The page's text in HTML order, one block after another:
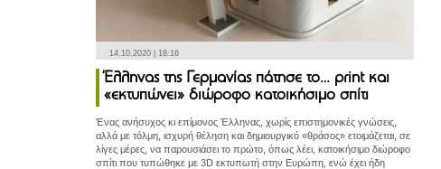
14.10.2020 | 18:16
Έλληνας της Γερμανίας πάτησε το… print και
«εκτυπώνει» διώροφο κατοικήσιμο σπίτι
Ένας ανήσυχος κι επίμονος Έλληνας, χωρίς επιστημονικές γνώσεις,
αλλά με τόλμη, ισχυρή θέληση και δημιουργικό «θράσος» ετοιμάζεται, σε
λίγες μέρες, να παρουσιάσει το πρώτο, όπως λέει, κατοικήσιμο διώροφο
σπίτι που τυπώθηκε με 3D εκτυπωτή στην Ευρώπη, ενώ έχει ήδη